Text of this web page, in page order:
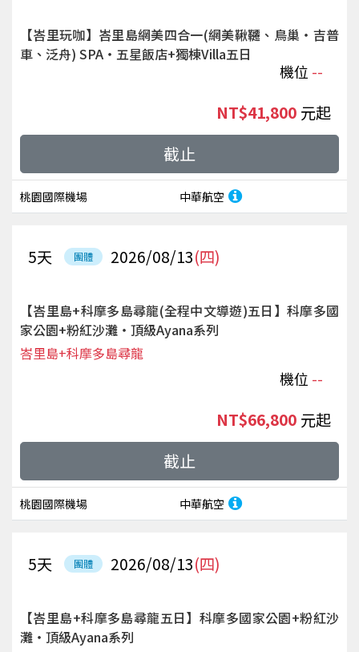
【峇里玩咖】峇里島網美四合一(網美鞦韆、鳥巢‧吉普
車、泛舟) SPA‧五星飯店+獨棟Villa五日
機位 --
桃園國際機場 中華航空
NT$41,800 起
截止
團體 2026/08/13(四)
5天
【峇里島+科摩多島尋龍(全程中文導遊)五日】科摩多國
家公園+粉紅沙灘‧頂級Ayana系列
機位 --
峇里島+科摩多島尋龍
桃園國際機場 中華航空
NT$66,800 起
截止
團體 2026/08/13(四)
5天
【峇里島+科摩多島尋龍五日】科摩多國家公園+粉紅沙
灘‧頂級Ayana系列